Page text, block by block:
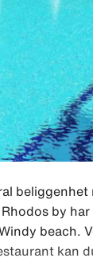
by
beach.
kan